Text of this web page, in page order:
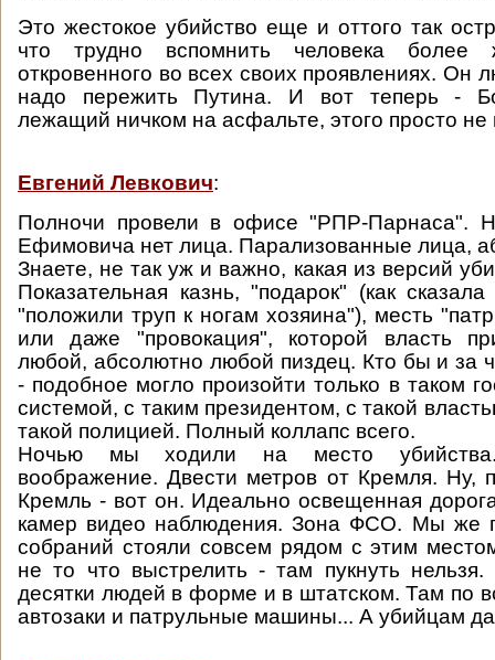
Это жестокое убийство еще и оттого так
что трудно вспомнить человека более
откровенного во всех своих проявлениях. Он
надо пережить Путина. И вот теперь -
лежащий ничком на асфальте, этого просто
Евгений Левкович:
Полночи провели в офисе "РПР-Парнаса".
Ефимовича нет лица. Парализованные лица,
Знаете, не так уж и важно, какая из версий
Показательная казнь, "подарок" (как
"положили труп к ногам хозяина"), месть
или даже "провокация", которой власть
любой, абсолютно любой пиздец. Кто бы и за
- подобное могло произойти только в таком
системой, с таким президентом, с такой
такой полицией. Полный коллапс всего.
Ночью мы ходили на место
воображение. Двести метров от Кремля. Ну,
Кремль - вот он. Идеально освещенная
камер видео наблюдения. Зона ФСО. Мы же
собраний стояли совсем рядом с этим
не то что выстрелить - там пукнуть
десятки людей в форме и в штатском. Там по
автозаки и патрульные машины... А убийцам